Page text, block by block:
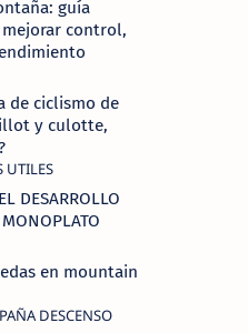
guía
control,
de ciclismo de
y culotte,
DESARROLLO
en mountain